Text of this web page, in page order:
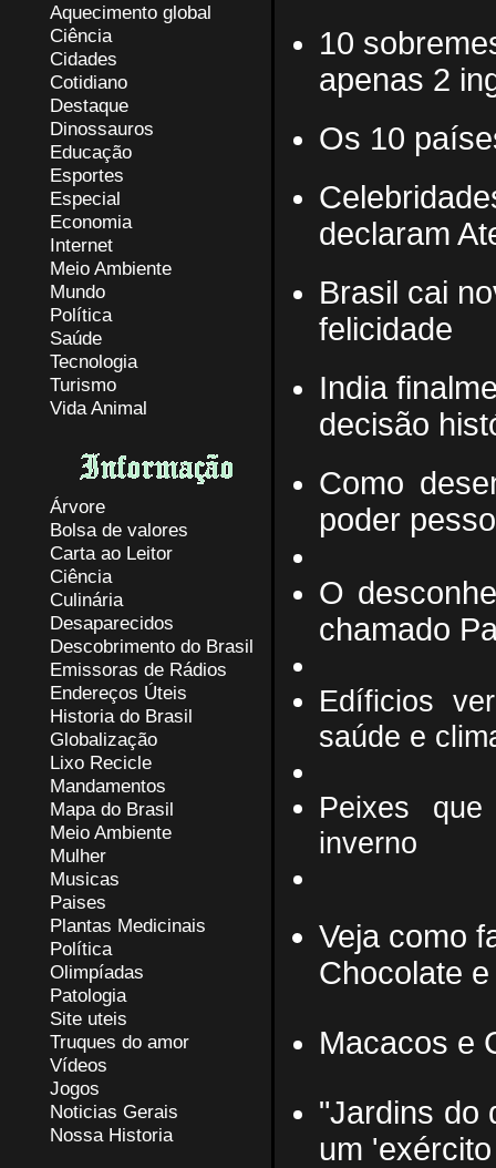
Aquecimento global
Ciência
Cidades
Cotidiano
Destaque
Dinossauros
Educação
Esportes
Especial
Economia
Internet
Meio Ambiente
Mundo
Política
Saúde
Tecnologia
Turismo
Vida Animal
Árvore
Bolsa de valores
Carta ao Leitor
Ciência
Culinária
Desaparecidos
Descobrimento do Brasil
Emissoras de Rádios
Endereços Úteis
Historia do Brasil
Globalização
Lixo Recicle
Mandamentos
Mapa do Brasil
Meio Ambiente
Mulher
Musicas
Paises
Plantas Medicinais
Política
Olimpíadas
Patologia
Site uteis
Truques do amor
Vídeos
Jogos
Noticias Gerais
Nossa Historia
10
apenas 2
Os 10
declaram
Brasil cai
felicidade
India
decisão
Como
poder
O
chamado
Edíficios
saúde e
Peixes
inverno
Veja como
Chocolate
Macacos e
"Jardins do
um